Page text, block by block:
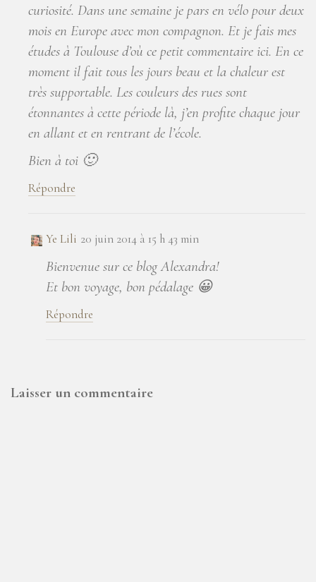
curiosité. Dans une semaine je pars en vélo pour deux
mois en Europe avec mon compagnon. Et je fais mes
études à Toulouse d’où ce petit commentaire ici. En ce
moment il fait tous les jours beau et la chaleur est
très supportable. Les couleurs des rues sont
étonnantes à cette période là, j’en profite chaque jour
en allant et en rentrant de l’école.
Bien à toi 🙂
Répondre
Ye Lili 20 juin 2014 à 15 h 43 min
Bienvenue sur ce blog Alexandra!
Et bon voyage, bon pédalage 😀
Répondre
Laisser un commentaire